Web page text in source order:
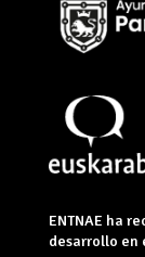
ENTNAE ha
desarrollo en